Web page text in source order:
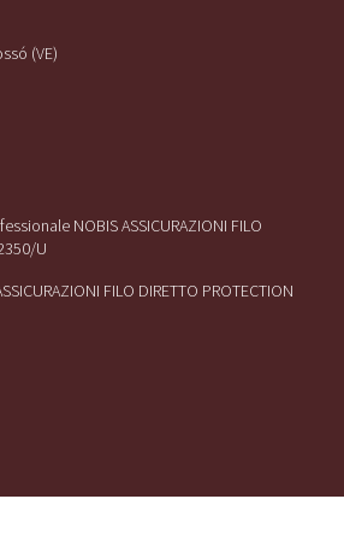
(VE)
NOBIS ASSICURAZIONI FILO
U
FILO DIRETTO PROTECTION